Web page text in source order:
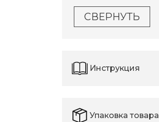
СВЕРНУТЬ
Инструкция
Упаковка товара